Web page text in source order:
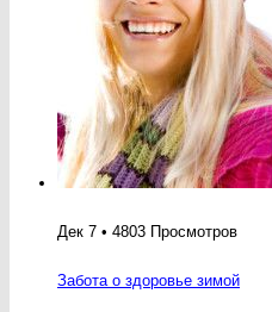
Дек 7 • 4803 Просмотров
Забота о здоровье зимой